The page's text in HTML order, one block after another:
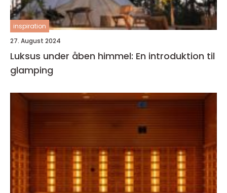
inspiration
27. August 2024
Luksus under åben himmel: En introduktion til
glamping